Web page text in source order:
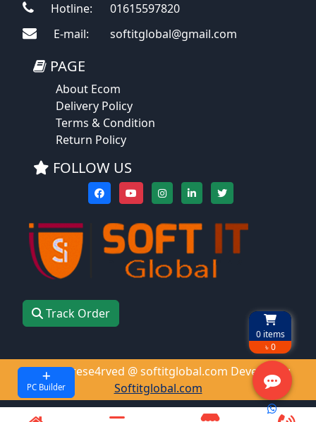
PC Builder
0items
৳ 0
Hotline:
01615597820
E-mail:
softitglobal@gmail.com
PAGE
About Ecom
Delivery Policy
Terms & Condition
Return Policy
FOLLOW US
Track Order
All right rese4rved @ softitglobal.com Develop by
Softitglobal.com